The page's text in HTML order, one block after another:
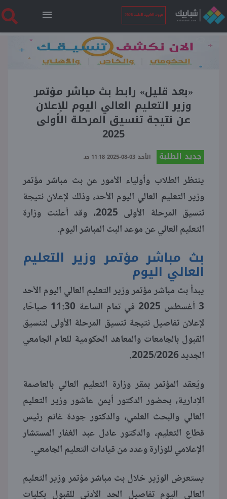
نتيجة الثانوية العامة 2026
الرئيسية
نتيجة الثانوية العامة 2026
أخبار ساخنة
فنجان قهوة
بوابة الطلبة
ملفات
منوعات
«بعد قليل» رابط بث مباشر مؤتمر
وزير التعليم العالي اليوم للإعلان
عن نتيجة تنسيق المرحلة الأولى
2025
جديد الطلبة الأحد 03-08-2025 11:18 صـ
ينتظر الطلاب وأولياء الأمور عن بث مباشر مؤتمر
وزير التعليم العالي اليوم الأحد، وذلك لإعلان نتيجة
تنسيق المرحلة الأولى 2025، وقد أعلنت وزارة
التعليم العالي عن موعد البث المباشر اليوم.
بث مباشر مؤتمر وزير التعليم
العالي اليوم
يبدأ بث مباشر مؤتمر وزير التعليم العالي اليوم الأحد
3 أغسطس 2025 في تمام الساعة 11:30 صباحًا،
لإعلان تفاصيل نتيجة تنسيق المرحلة الأولى لتنسيق
القبول بالجامعات والمعاهد الحكومية للعام الجامعي
الجديد 2025/2026.
ويُعقد المؤتمر بمقر وزارة التعليم العالي بالعاصمة
الإدارية، بحضور الدكتور أيمن عاشور وزير التعليم
العالي والبحث العلمي، والدكتور جودة غانم رئيس
قطاع التعليم، والدكتور عادل عبد الغفار المستشار
الإعلامي للوزارة وعدد من قيادات التعليم الجامعي.
يستعرض الوزير خلال بث مباشر مؤتمر وزير التعليم
العالي اليوم تفاصيل الحد الأدنى للقبول بكليات